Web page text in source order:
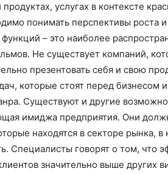
услугах в контексте
понимать перспективы роста и
– это наиболее
Не существует компаний,
презентовать себя и свою
которые стоят перед бизнесом
Существуют и другие
имиджа предприятия. Они
находятся в секторе рынка,
Специалисты говорят о том, что
значительно выше других